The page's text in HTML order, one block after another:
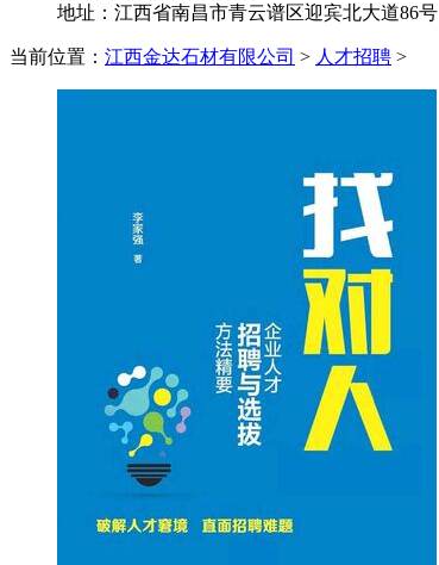
地址：江西省南昌市青云谱区迎宾北大道86号
当前位置： 江西金达石材有限公司 > 人才招聘 >